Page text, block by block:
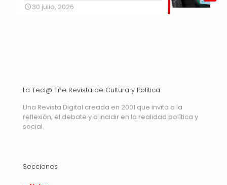
30 julio, 2026
La Tecl@ Eñe Revista de Cultura y Política
Una Revista Digital creada en 2001 que invita a la
reflexión, el debate y a incidir en la realidad política y
social.
Secciones